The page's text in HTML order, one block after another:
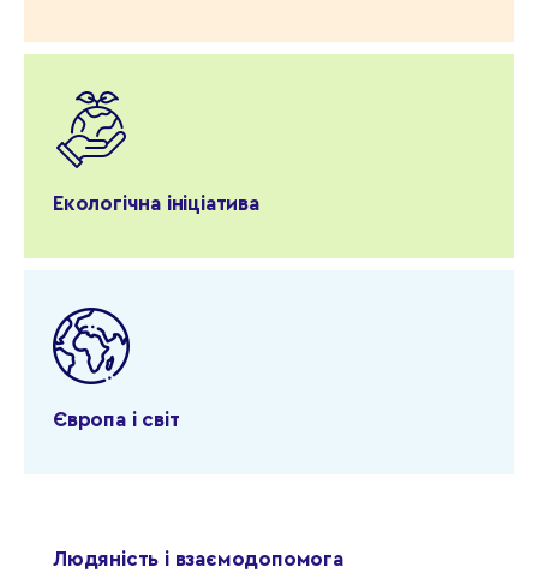
Екологічна ініціатива
Європа і світ
Людяність і взаємодопомога